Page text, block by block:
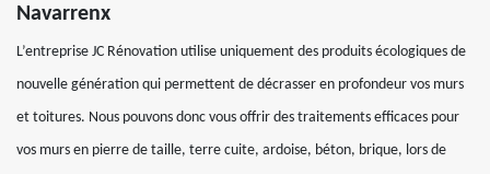
Navarrenx
L’entreprise JC Rénovation utilise uniquement des produits écologiques de
nouvelle génération qui permettent de décrasser en profondeur vos murs
et toitures. Nous pouvons donc vous offrir des traitements efficaces pour
vos murs en pierre de taille, terre cuite, ardoise, béton, brique, lors de